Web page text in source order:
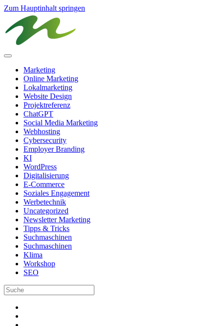
Zum Hauptinhalt springen
Marketing
Online Marketing
Lokalmarketing
Website Design
Projektreferenz
ChatGPT
Social Media Marketing
Webhosting
Cybersecurity
Employer Branding
KI
WordPress
Digitalisierung
E-Commerce
Soziales Engagement
Werbetechnik
Uncategorized
Newsletter Marketing
Tipps & Tricks
Suchmaschinen
Suchmaschinen
Klima
Workshop
SEO